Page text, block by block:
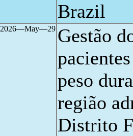
Brazil
2026―May―29 Gestão
peso
região
Distrito